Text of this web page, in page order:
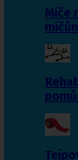
Míče